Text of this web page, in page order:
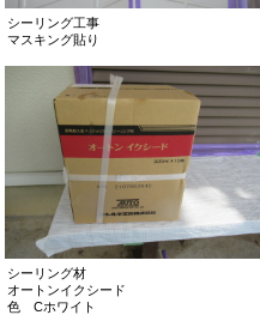
シーリング工事
マスキング貼り
シーリング材
オートンイクシード
色 Cホワイト